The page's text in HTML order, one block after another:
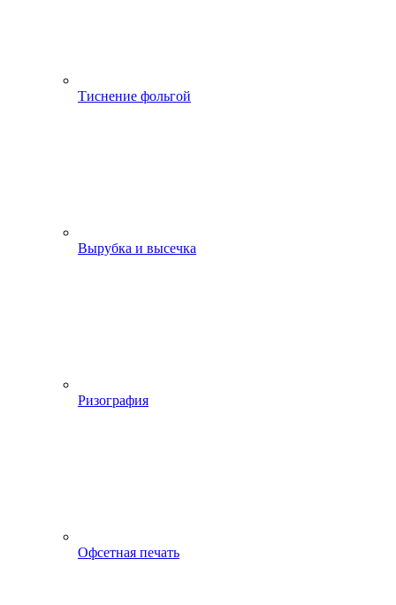
Тиснение фольгой
Вырубка и высечка
Ризография
Офсетная печать